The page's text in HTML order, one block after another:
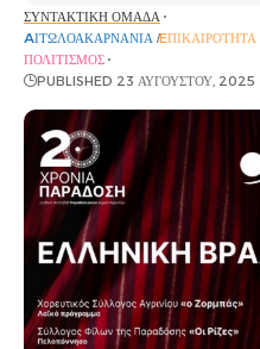
ΣΥΝΤΑΚΤΙΚΉ ΟΜΆΔΑ
AΙΤΩΛΟΑΚΑΡΝΑΝΊΑ EΠΙΚΑΙΡΌΤΗΤΑ
ΠΟΛΙΤΙΣΜΌΣ
PUBLISHED 23 ΑΥΓΟΎΣΤΟΥ, 2025